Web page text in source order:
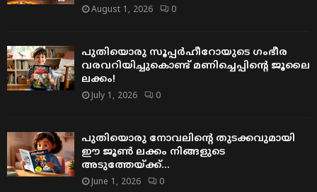
August 1, 2026 0
പുതിയൊരു സൂപ്പർഹീറോയുടെ ഗംഭീര
വരവറിയിച്ചുകൊണ്ട് മണിച്ചെപ്പിന്റെ ജൂലൈ
ലക്കം!
July 1, 2026 0
പുതിയൊരു നോവലിന്റെ തുടക്കവുമായി
ഈ ജൂൺ ലക്കം നിങ്ങളുടെ
അടുത്തേയ്ക്ക്…
June 1, 2026 0